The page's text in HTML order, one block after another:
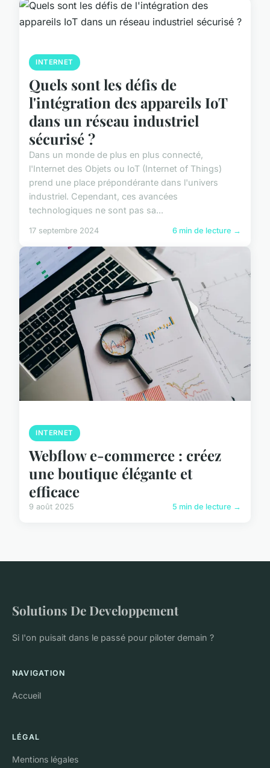
INTERNET
Quels sont les défis de
l'intégration des appareils IoT
dans un réseau industriel
sécurisé ?
Dans un monde de plus en plus connecté,
l'Internet des Objets ou IoT (Internet of Things)
prend une place prépondérante dans l'univers
industriel. Cependant, ces avancées
technologiques ne sont pas sa...
17 septembre 2024 6 min de lecture →
INTERNET
Webflow e-commerce : créez
une boutique élégante et
efficace
9 août 2025 5 min de lecture →
Solutions De Developpement
Si l'on puisait dans le passé pour piloter demain ?
NAVIGATION
Accueil
LÉGAL
Mentions légales